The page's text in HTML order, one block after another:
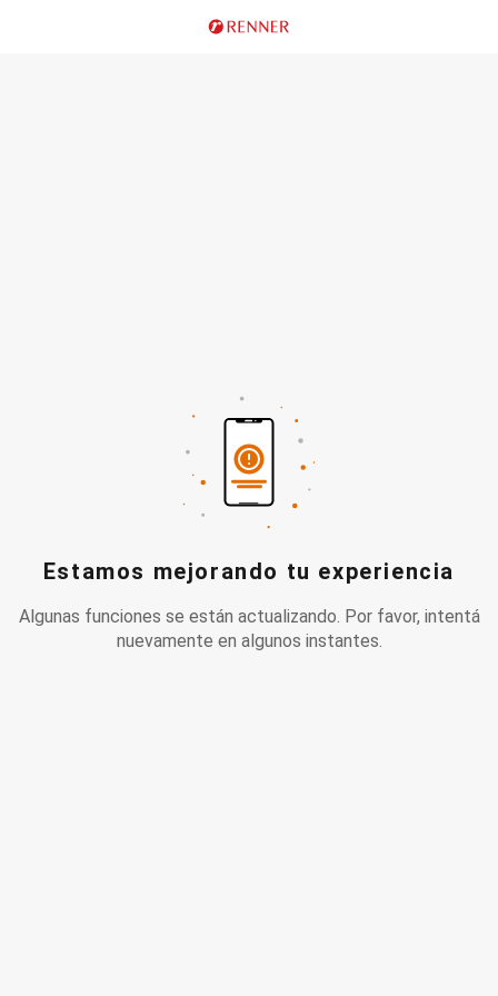
Estamos mejorando tu experiencia
Algunas funciones se están actualizando. Por favor, intentá
nuevamente en algunos instantes.